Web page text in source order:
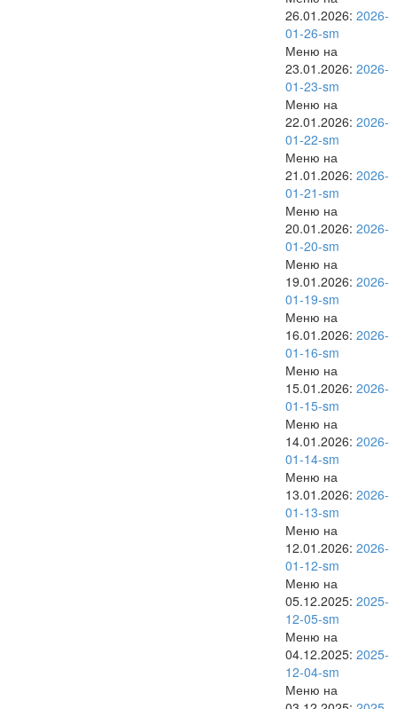
26.01.2026: 2026-
01-26-sm
Меню на
23.01.2026: 2026-
01-23-sm
Меню на
22.01.2026: 2026-
01-22-sm
Меню на
21.01.2026: 2026-
01-21-sm
Меню на
20.01.2026: 2026-
01-20-sm
Меню на
19.01.2026: 2026-
01-19-sm
Меню на
16.01.2026: 2026-
01-16-sm
Меню на
15.01.2026: 2026-
01-15-sm
Меню на
14.01.2026: 2026-
01-14-sm
Меню на
13.01.2026: 2026-
01-13-sm
Меню на
12.01.2026: 2026-
01-12-sm
Меню на
05.12.2025: 2025-
12-05-sm
Меню на
04.12.2025: 2025-
12-04-sm
Меню на